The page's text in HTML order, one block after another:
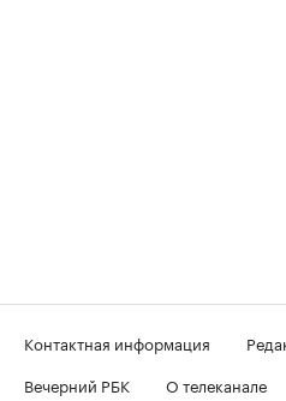
Контактная информация
Вечерний РБК
О телеканале